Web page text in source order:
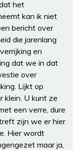
het
kan ik niet
bericht over
die jarenlang
en
dat we in dat
over
Lijkt op
klein. U kunt ze
een verre, dure
zijn we er hier
Hier wordt
maar ja,